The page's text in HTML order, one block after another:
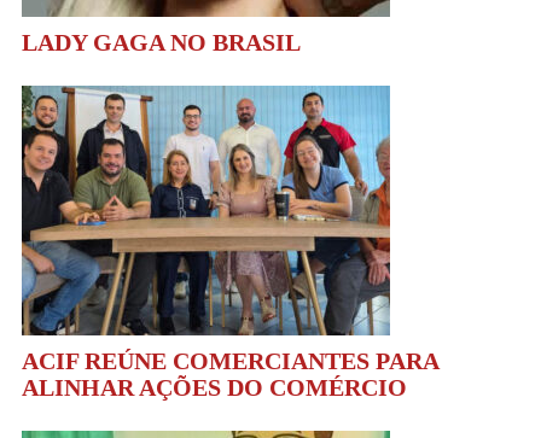
LADY GAGA NO BRASIL
ACIF REÚNE COMERCIANTES PARA
ALINHAR AÇÕES DO COMÉRCIO